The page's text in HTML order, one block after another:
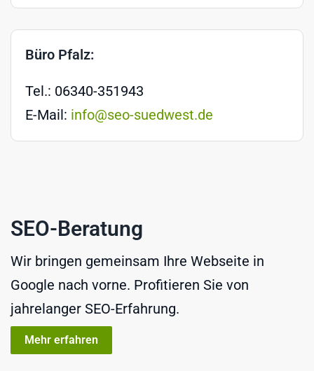
Büro Pfalz:
Tel.: 06340-351943
E-Mail: info@seo-suedwest.de
SEO-Beratung
Wir bringen gemeinsam Ihre Webseite in
Google nach vorne. Profitieren Sie von
jahrelanger SEO-Erfahrung.
Mehr erfahren